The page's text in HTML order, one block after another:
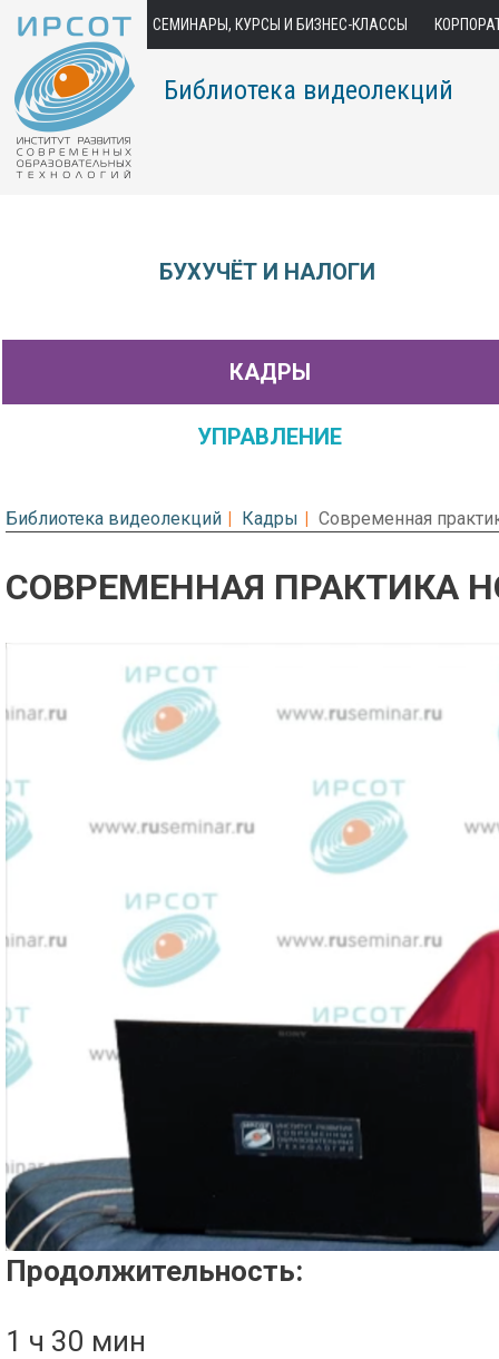
СЕМИНАРЫ, КУРСЫ И БИЗНЕС-КЛАССЫ
Библиотека видеолекций
БУХУЧЁТ И НАЛОГИ
КАДРЫ
УПРАВЛЕНИЕ
Библиотека видеолекций Кадры Современная
СОВРЕМЕННАЯ ПРАКТИКА
Предварительный просмотр.
Продолжительность:
1 ч 30 мин